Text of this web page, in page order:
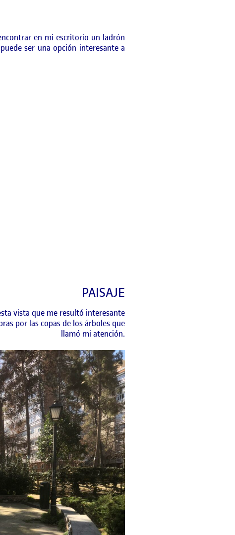
en mi escritorio un ladrón
ser una opción interesante a
PAISAJE
vista que me resultó interesante
por las copas de los árboles que
llamó mi atención.